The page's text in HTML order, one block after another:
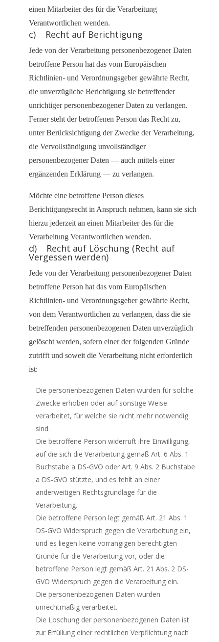
einen Mitarbeiter des für die Verarbeitung
Verantwortlichen wenden.
c) Recht auf Berichtigung
Jede von der Verarbeitung personenbezogener Daten
betroffene Person hat das vom Europäischen
Richtlinien- und Verordnungsgeber gewährte Recht,
die unverzügliche Berichtigung sie betreffender
unrichtiger personenbezogener Daten zu verlangen.
Ferner steht der betroffenen Person das Recht zu,
unter Berücksichtigung der Zwecke der Verarbeitung,
die Vervollständigung unvollständiger
personenbezogener Daten — auch mittels einer
ergänzenden Erklärung — zu verlangen.
Möchte eine betroffene Person dieses
Berichtigungsrecht in Anspruch nehmen, kann sie sich
hierzu jederzeit an einen Mitarbeiter des für die
Verarbeitung Verantwortlichen wenden.
d) Recht auf Löschung (Recht auf
Vergessen werden)
Jede von der Verarbeitung personenbezogener Daten
betroffene Person hat das vom Europäischen
Richtlinien- und Verordnungsgeber gewährte Recht,
von dem Verantwortlichen zu verlangen, dass die sie
betreffenden personenbezogenen Daten unverzüglich
gelöscht werden, sofern einer der folgenden Gründe
zutrifft und soweit die Verarbeitung nicht erforderlich
ist:
Die personenbezogenen Daten wurden für solche
Zwecke erhoben oder auf sonstige Weise
verarbeitet, für welche sie nicht mehr notwendig
sind.
Die betroffene Person widerruft ihre Einwilligung,
auf die sich die Verarbeitung gemäß Art. 6 Abs. 1
Buchstabe a DS-GVO oder Art. 9 Abs. 2 Buchstabe
a DS-GVO stützte, und es fehlt an einer
anderweitigen Rechtsgrundlage für die
Verarbeitung.
Die betroffene Person legt gemäß Art. 21 Abs. 1
DS-GVO Widerspruch gegen die Verarbeitung ein,
und es liegen keine vorrangigen berechtigten
Gründe für die Verarbeitung vor, oder die
betroffene Person legt gemäß Art. 21 Abs. 2 DS-
GVO Widerspruch gegen die Verarbeitung ein.
Die personenbezogenen Daten wurden
unrechtmäßig verarbeitet.
Die Löschung der personenbezogenen Daten ist
zur Erfüllung einer rechtlichen Verpflichtung nach